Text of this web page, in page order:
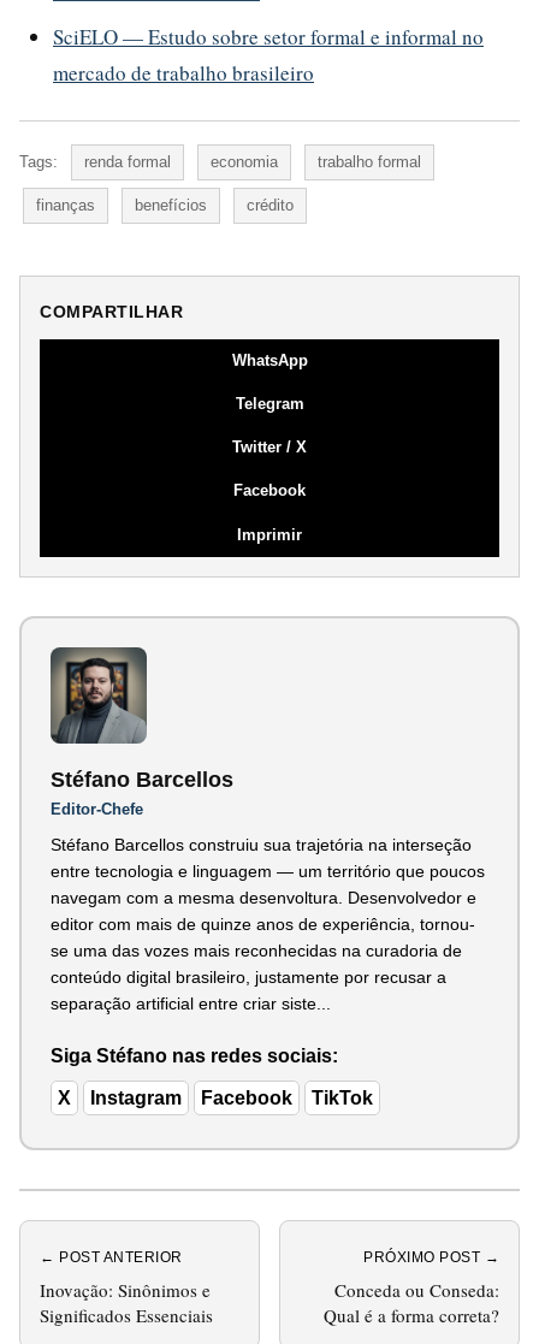
SciELO — Estudo sobre setor formal e informal no
mercado de trabalho brasileiro
Tags: renda formal economia trabalho formal
finanças benefícios crédito
COMPARTILHAR
WhatsApp
Telegram
Twitter / X
Facebook
Imprimir
Stéfano Barcellos
Editor-Chefe
Stéfano Barcellos construiu sua trajetória na interseção
entre tecnologia e linguagem — um território que poucos
navegam com a mesma desenvoltura. Desenvolvedor e
editor com mais de quinze anos de experiência, tornou-
se uma das vozes mais reconhecidas na curadoria de
conteúdo digital brasileiro, justamente por recusar a
separação artificial entre criar siste...
Siga Stéfano nas redes sociais:
X Instagram Facebook TikTok
← POST ANTERIOR
Inovação: Sinônimos e
Significados Essenciais
PRÓXIMO POST →
Conceda ou Conseda:
Qual é a forma correta?